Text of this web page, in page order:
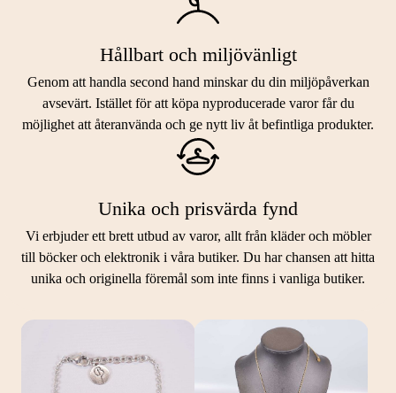
Hållbart och miljövänligt
Genom att handla second hand minskar du din miljöpåverkan
avsevärt. Istället för att köpa nyproducerade varor får du
möjlighet att återanvända och ge nytt liv åt befintliga produkter.
Unika och prisvärda fynd
Vi erbjuder ett brett utbud av varor, allt från kläder och möbler
till böcker och elektronik i våra butiker. Du har chansen att hitta
unika och originella föremål som inte finns i vanliga butiker.
LIKNANDE PRODUKTER
Hitta produkter som påminner om denna